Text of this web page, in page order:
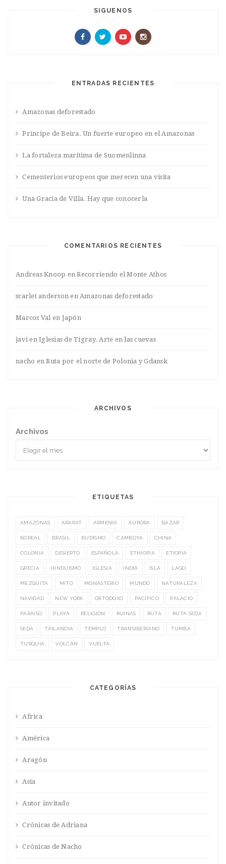
SIGUENOS
ENTRADAS RECIENTES
Amazonas deforestado
Príncipe de Beira. Un fuerte europeo en el Amazonas
La fortaleza marítima de Suomenlinna
Cementerios europeos que merecen una visita
Una Gracia de Villa. Hay que conocerla
COMENTARIOS RECIENTES
Andreas Knoop enRecorriendo el Monte Athos
scarlet anderson enAmazonas deforestado
Marcos Valen Japón
javienIglesias de Tigray. Arte en las cuevas
nacho enRuta por el norte de Polonia y Gdansk
ARCHIVOS
Archivos
ETIQUETAS
AMAZONAS ARARAT ARMENIA AURORA BAZAR
BOREAL BRASIL BUDISMO CAMBOYA CHINA
COLONIA DESIERTO ESPAÑOLA ETHIOPIA ETIOPIA
GRECIA HINDUISMO IGLESIA INDIA ISLA LAGO
MEZQUITA MITO MONASTERIO MUNDO NATURALEZA
NAVIDAD NEW YORK ORTODOXO PACIFICO PALACIO
PARAISO PLAYA RELIGIÓN RUINAS RUTA RUTA SEDA
SEDA TAILANDIA TEMPLO TRANSIBERIANO TUMBA
TURQUÍA VOLCÁN VUELTA
CATEGORÍAS
Africa
América
Aragón
Asia
Autor invitado
Crónicas de Adriana
Crónicas de Nacho